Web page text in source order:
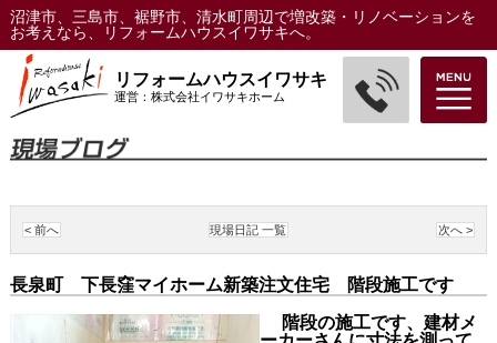
沼津市、三島市、裾野市、清水町周辺で増改築・リノベーションを
お考えなら、リフォームハウスイワサキへ。
リフォームハウスイワサキ
運営：株式会社イワサキホーム
< 前へ 次へ >
現場日記 一覧
長泉町 下長窪マイホーム新築注文住宅 階段施工です
階段の施工です、建材メ